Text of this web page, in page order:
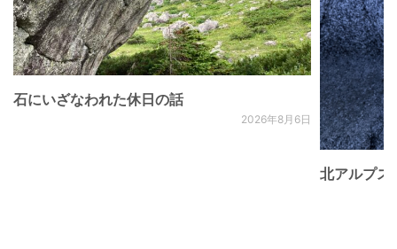
石にいざなわれた休日の話
2026年8月6日
北アルプ